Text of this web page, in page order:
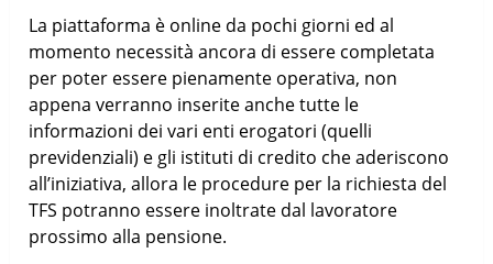
La piattaforma è online da pochi giorni ed al
momento necessità ancora di essere completata
per poter essere pienamente operativa, non
appena verranno inserite anche tutte le
informazioni dei vari enti erogatori (quelli
previdenziali) e gli istituti di credito che aderiscono
all’iniziativa, allora le procedure per la richiesta del
TFS potranno essere inoltrate dal lavoratore
prossimo alla pensione.